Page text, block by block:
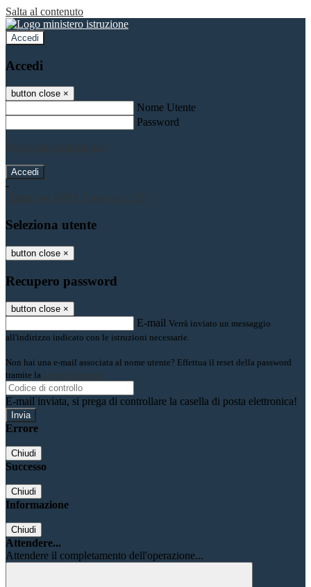
Salta al contenuto
Accedi
Accedi
button close ×
Nome Utente
Password
Password dimenticata?
-
Entra con SPID
Entra con CIE
Seleziona utente
button close ×
Recupero password
button close ×
E-mail Verrà inviato un messaggio
all'indirizzo indicato con le istruzioni necessarie.
Non hai una e-mail associata al nome utente? Effettua il reset della password
tramite la
Login Spaggiari
E-mail inviata, si prega di controllare la casella di posta elettronica!
Errore
Chiudi
Successo
Chiudi
Informazione
Chiudi
Attendere...
Attendere il completamento dell'operazione...